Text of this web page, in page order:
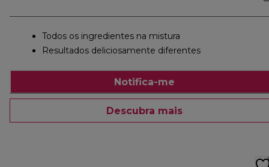
Todos os ingredientes na mistura
Resultados deliciosamente diferentes
Notifica-me
Descubra mais